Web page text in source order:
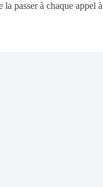
passer à chaque appel